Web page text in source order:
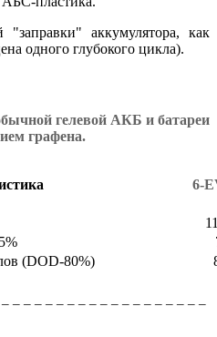
"заправки" аккумулятора, как
одного глубокого цикла).
гелевой АКБ и батареи
графена.
6-
(DOD-80%)